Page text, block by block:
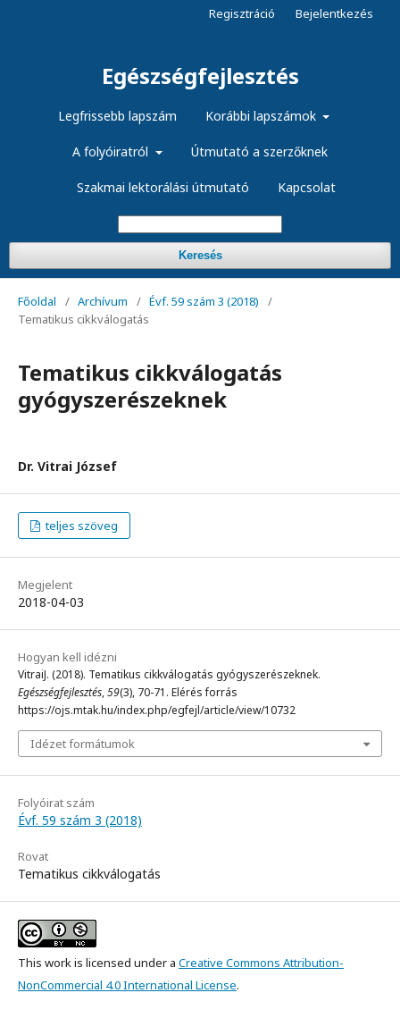
Egészségfejlesztés
Legfrissebb lapszám Korábbi lapszámok
A folyóiratról Útmutató a szerzőknek
Szakmai lektorálási útmutató Kapcsolat
Keresés
Regisztráció Bejelentkezés
Főoldal / Archívum / Évf. 59 szám 3 (2018)
/
Tematikus cikkválogatás
Tematikus cikkválogatás
gyógyszerészeknek
Dr. Vitrai József
teljes szöveg
Megjelent
2018-04-03
Hogyan kell idézni
VitraiJ. (2018). Tematikus cikkválogatás gyógyszerészeknek.
Egészségfejlesztés,59(3), 70-71. Elérés forrás
https://ojs.mtak.hu/index.php/egfejl/article/view/10732
Idézet formátumok
Folyóirat szám
Évf. 59 szám 3 (2018)
Rovat
Tematikus cikkválogatás
This work is licensed under a Creative Commons Attribution-
NonCommercial 4.0 International License.